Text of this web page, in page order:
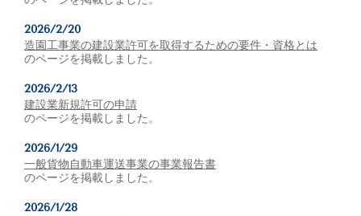
2026/2/20
造園工事業の建設業許可を取得するための要件・資格とは
のページを掲載しました。
2026/2/13
建設業新規許可の申請
のページを掲載しました。
2026/1/29
一般貨物自動車運送事業の事業報告書
のページを掲載しました。
2026/1/28